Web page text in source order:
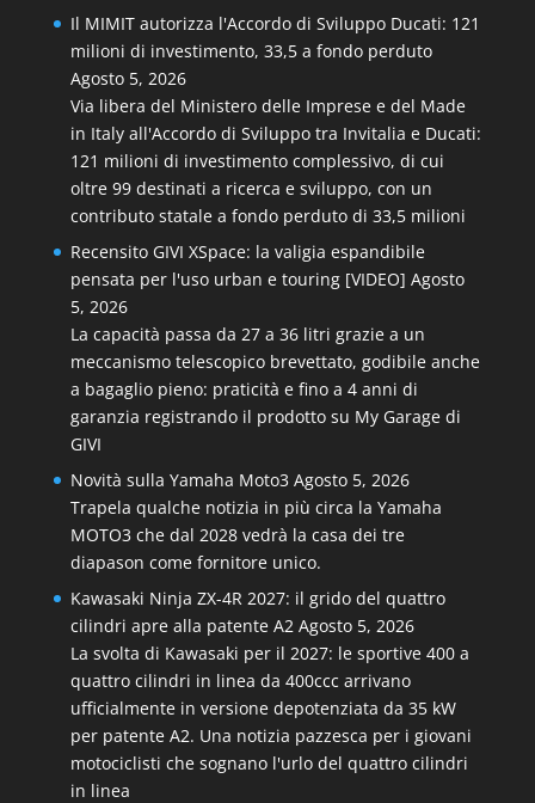
Il MIMIT autorizza l'Accordo di Sviluppo Ducati: 121
milioni di investimento, 33,5 a fondo perduto
Agosto 5, 2026
Via libera del Ministero delle Imprese e del Made
in Italy all'Accordo di Sviluppo tra Invitalia e Ducati:
121 milioni di investimento complessivo, di cui
oltre 99 destinati a ricerca e sviluppo, con un
contributo statale a fondo perduto di 33,5 milioni
Recensito GIVI XSpace: la valigia espandibile
pensata per l'uso urban e touring [VIDEO] Agosto
5, 2026
La capacità passa da 27 a 36 litri grazie a un
meccanismo telescopico brevettato, godibile anche
a bagaglio pieno: praticità e fino a 4 anni di
garanzia registrando il prodotto su My Garage di
GIVI
Novità sulla Yamaha Moto3 Agosto 5, 2026
Trapela qualche notizia in più circa la Yamaha
MOTO3 che dal 2028 vedrà la casa dei tre
diapason come fornitore unico.
Kawasaki Ninja ZX-4R 2027: il grido del quattro
cilindri apre alla patente A2 Agosto 5, 2026
La svolta di Kawasaki per il 2027: le sportive 400 a
quattro cilindri in linea da 400ccc arrivano
ufficialmente in versione depotenziata da 35 kW
per patente A2. Una notizia pazzesca per i giovani
motociclisti che sognano l'urlo del quattro cilindri
in linea